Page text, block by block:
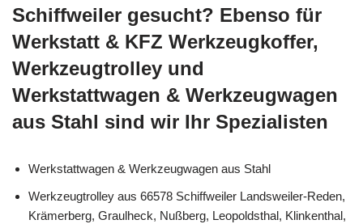
Schiffweiler gesucht? Ebenso für
Werkstatt & KFZ Werkzeugkoffer,
Werkzeugtrolley und
Werkstattwagen & Werkzeugwagen
aus Stahl sind wir Ihr Spezialisten
Werkstattwagen & Werkzeugwagen aus Stahl
Werkzeugtrolley aus 66578 Schiffweiler Landsweiler-Reden,
Krämerberg, Graulheck, Nußberg, Leopoldsthal, Klinkenthal,